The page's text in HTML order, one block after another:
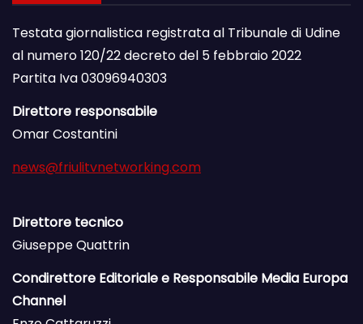
Testata giornalistica registrata al Tribunale di Udine
al numero 120/22 decreto del 5 febbraio 2022
Partita Iva 03096940303
Direttore responsabile
Omar Costantini
news@friulitvnetworking.com
Direttore tecnico
Giuseppe Quattrin
Condirettore Editoriale e Responsabile Media Europa
Channel